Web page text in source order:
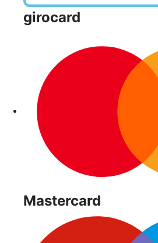
girocard
Mastercard